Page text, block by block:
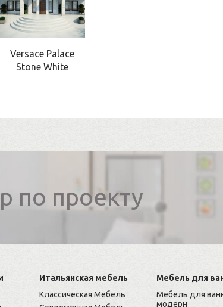
Versace Palace
Stone White
по проекту
Итальянская мебель
Классическая Мебель
Мебель для
Мебель для
модерн